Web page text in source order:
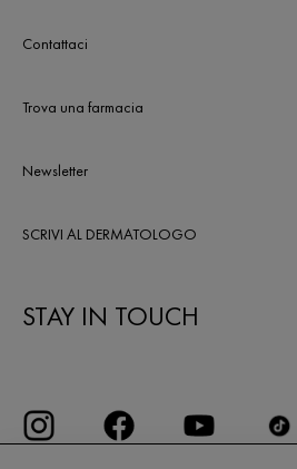
Contattaci
Trova una farmacia
Newsletter
SCRIVI AL DERMATOLOGO
STAY IN TOUCH